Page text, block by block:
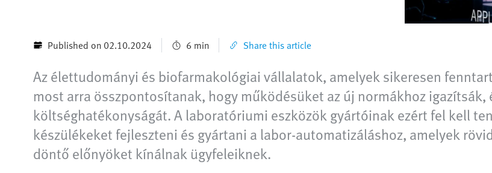
Published on 02.10.2024 6 min Share this article
Az élettudományi és biofarmakológiai vállalatok, amelyek sikeresen
most arra összpontosítanak, hogy működésüket az új normákhoz
költséghatékonyságát. A laboratóriumi eszközök gyártóinak ezért fel kell
készülékeket fejleszteni és gyártani a labor-automatizáláshoz, amelyek
döntő előnyöket kínálnak ügyfeleiknek.